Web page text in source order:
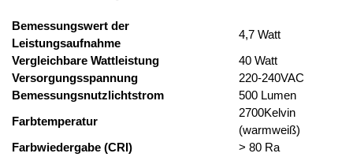
Bemessungswert der
Leistungsaufnahme
4,7 Watt
Vergleichbare Wattleistung
40 Watt
Versorgungsspannung
220-240VAC
Bemessungsnutzlichtstrom
500 Lumen
Farbtemperatur
2700Kelvin
(warmweiß)
Farbwiedergabe (CRI)
> 80 Ra